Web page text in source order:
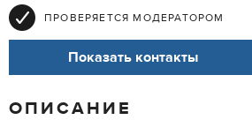
ПРОВЕРЯЕТСЯ МОДЕРАТОРОМ
Показать контакты
ОПИСАНИЕ